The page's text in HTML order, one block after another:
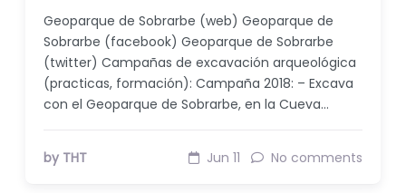
Geoparque de Sobrarbe (web) Geoparque de
Sobrarbe (facebook) Geoparque de Sobrarbe
(twitter) Campañas de excavación arqueológica
(practicas, formación): Campaña 2018: – Excava
con el Geoparque de Sobrarbe, en la Cueva…
by THT Jun 11 No comments